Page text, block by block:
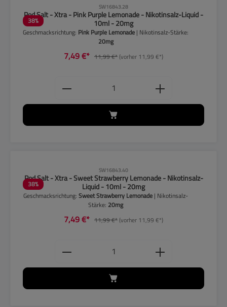
38%
SW16843.28
Pod Salt - Xtra - Pink Purple Lemonade - Nikotinsalz-Liquid -
10ml - 20mg
Geschmacksrichtung: Pink Purple Lemonade | Nikotinsalz-Stärke:
20mg
7,49 €* 11,99 €*(vorher 11,99 €*)
Produkt Anzahl: Gib den
38%
SW16843.40
Pod Salt - Xtra - Sweet Strawberry Lemonade - Nikotinsalz-
Liquid - 10ml - 20mg
Geschmacksrichtung:Sweet Strawberry Lemonade | Nikotinsalz-
Stärke: 20mg
7,49 €* 11,99 €*(vorher 11,99 €*)
Produkt Anzahl: Gib den